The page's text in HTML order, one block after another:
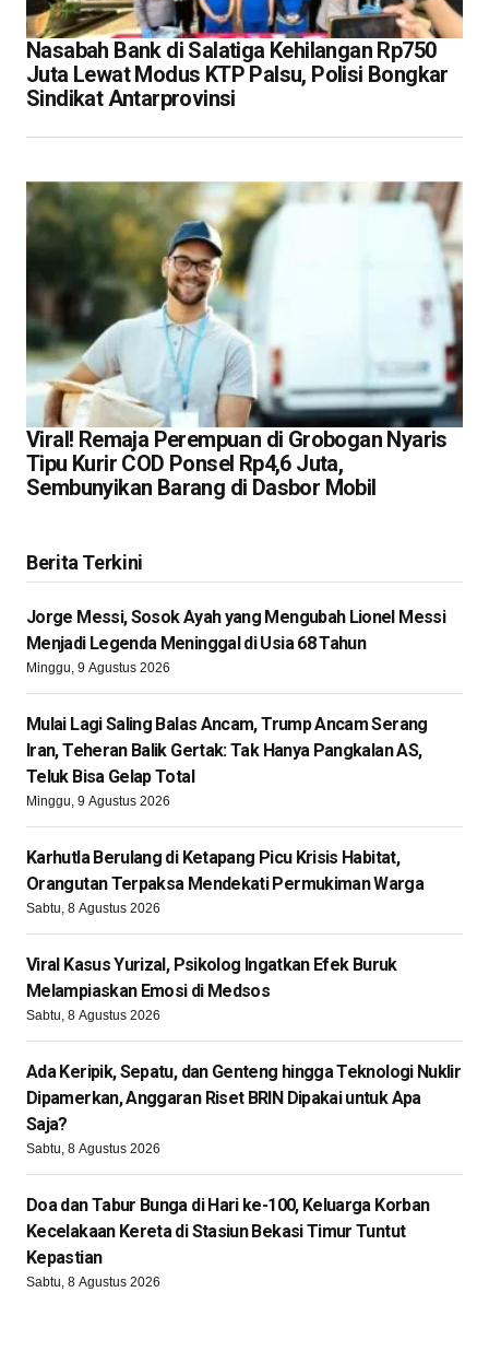
Nasabah Bank di Salatiga Kehilangan Rp750
Juta Lewat Modus KTP Palsu, Polisi Bongkar
Sindikat Antarprovinsi
Viral! Remaja Perempuan di Grobogan Nyaris
Tipu Kurir COD Ponsel Rp4,6 Juta,
Sembunyikan Barang di Dasbor Mobil
Berita Terkini
Jorge Messi, Sosok Ayah yang Mengubah Lionel Messi
Menjadi Legenda Meninggal di Usia 68 Tahun
Minggu, 9 Agustus 2026
Mulai Lagi Saling Balas Ancam, Trump Ancam Serang
Iran, Teheran Balik Gertak: Tak Hanya Pangkalan AS,
Teluk Bisa Gelap Total
Minggu, 9 Agustus 2026
Karhutla Berulang di Ketapang Picu Krisis Habitat,
Orangutan Terpaksa Mendekati Permukiman Warga
Sabtu, 8 Agustus 2026
Viral Kasus Yurizal, Psikolog Ingatkan Efek Buruk
Melampiaskan Emosi di Medsos
Sabtu, 8 Agustus 2026
Ada Keripik, Sepatu, dan Genteng hingga Teknologi Nuklir
Dipamerkan, Anggaran Riset BRIN Dipakai untuk Apa
Saja?
Sabtu, 8 Agustus 2026
Doa dan Tabur Bunga di Hari ke-100, Keluarga Korban
Kecelakaan Kereta di Stasiun Bekasi Timur Tuntut
Kepastian
Sabtu, 8 Agustus 2026